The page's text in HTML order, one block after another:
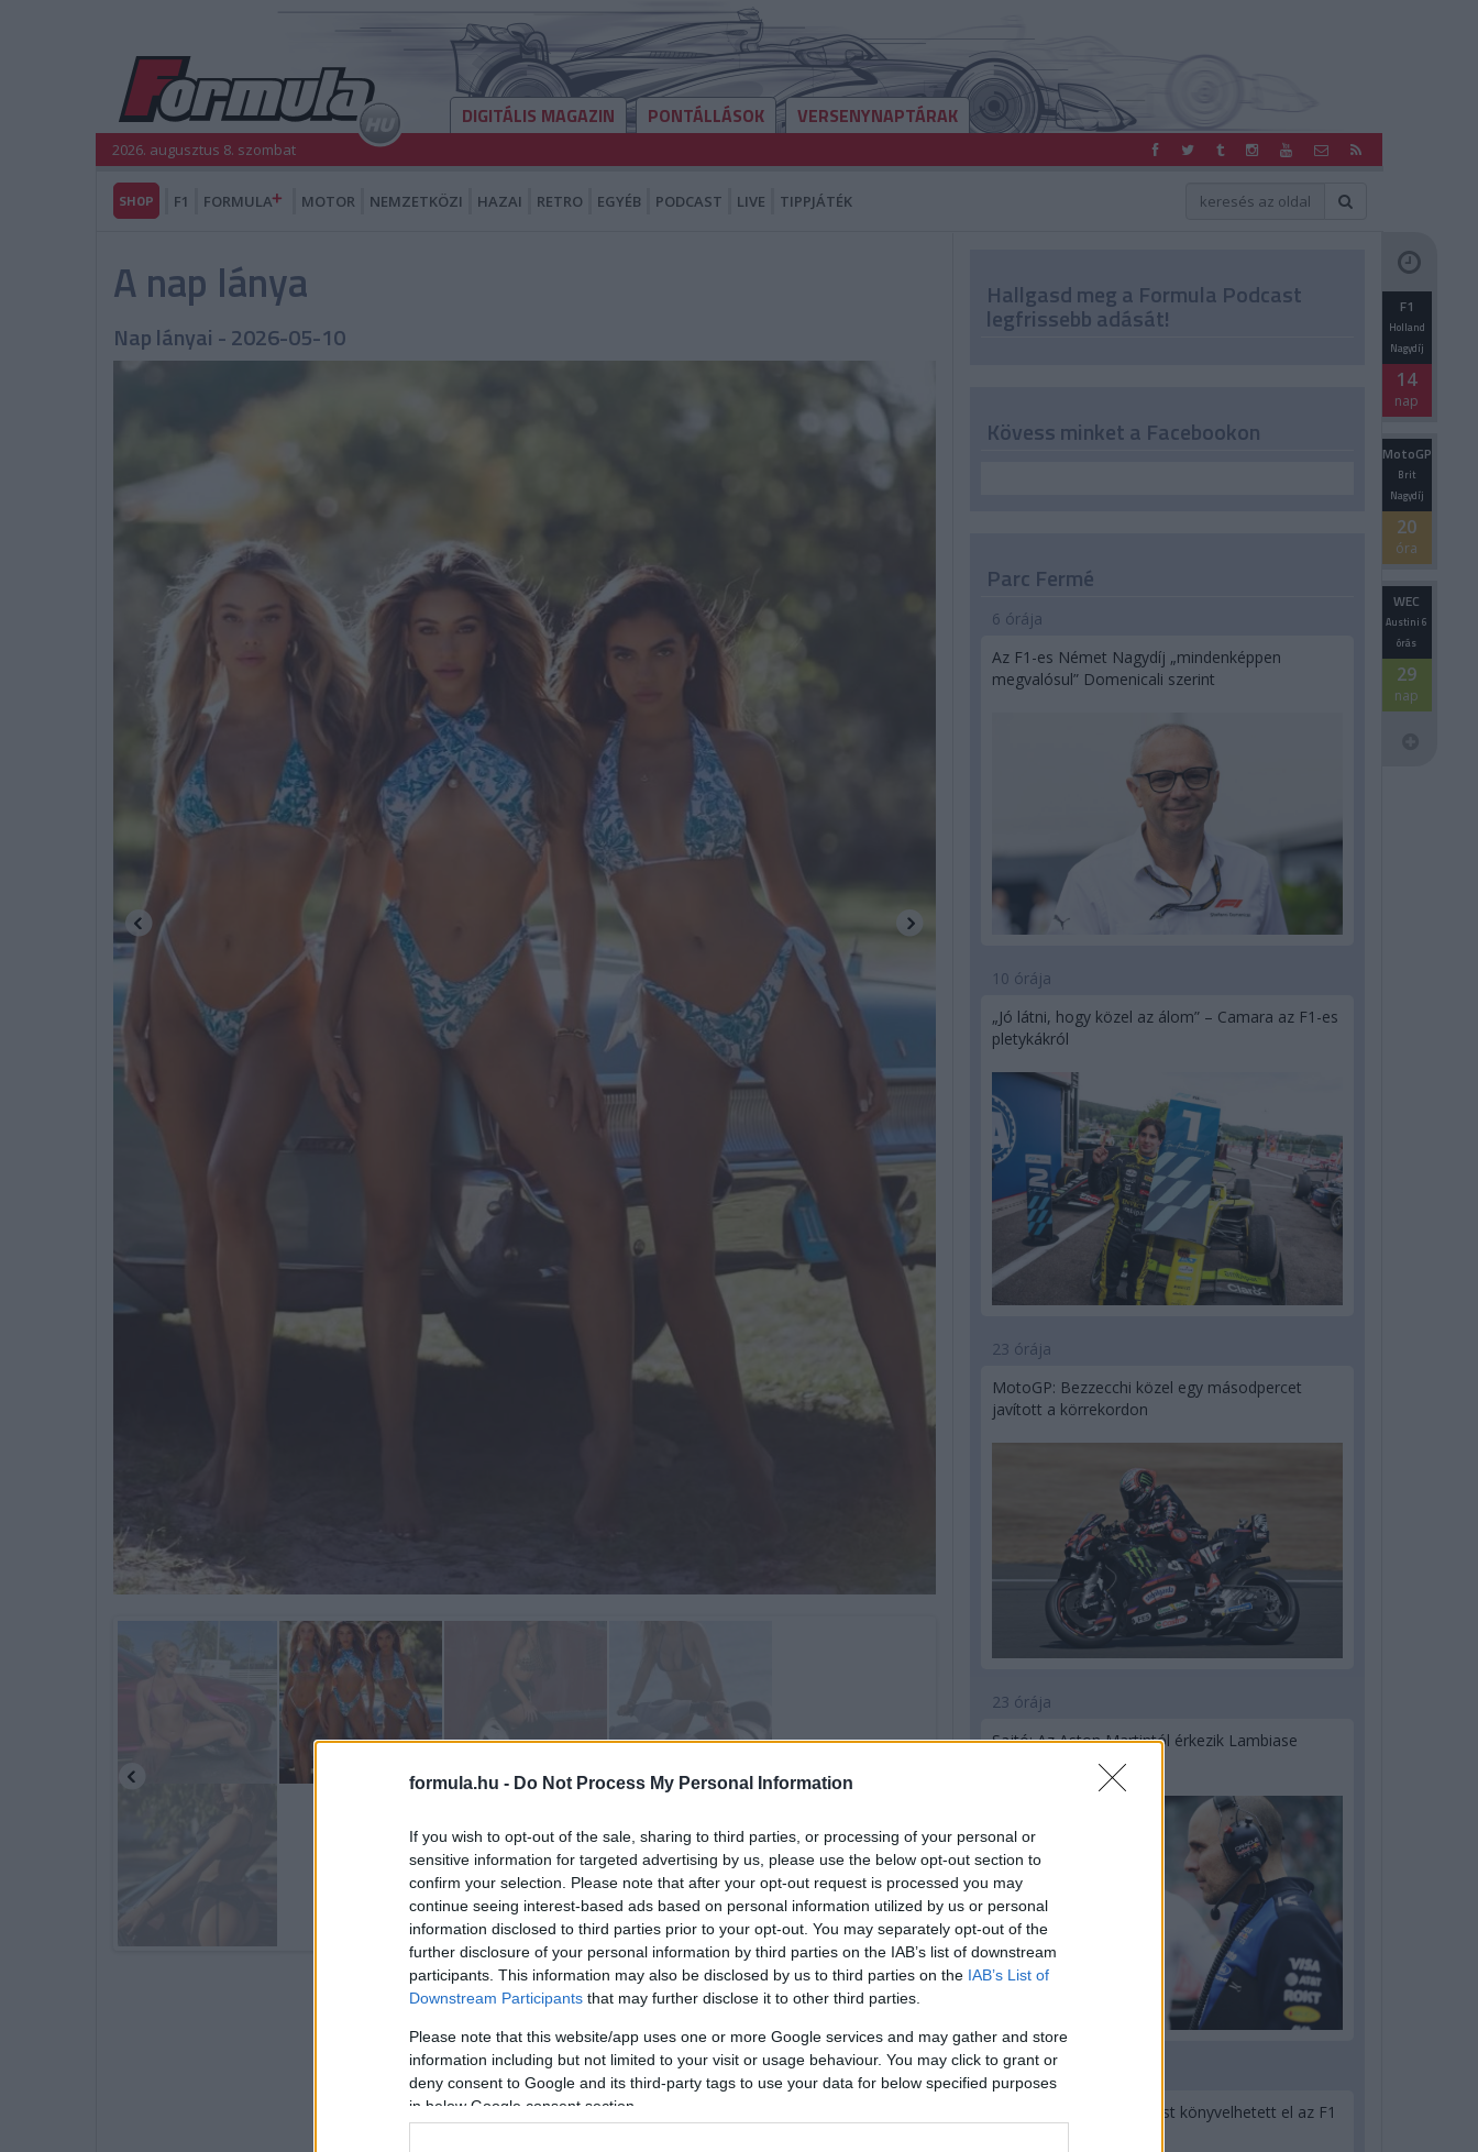
formula.hu - Do Not Process My Personal Information
If you wish to opt-out of the sale, sharing to third parties, or processing of your personal or
sensitive information for targeted advertising by us, please use the below opt-out section to
confirm your selection. Please note that after your opt-out request is processed you may
continue seeing interest-based ads based on personal information utilized by us or personal
information disclosed to third parties prior to your opt-out. You may separately opt-out of the
further disclosure of your personal information by third parties on the IAB’s list of downstream
participants. This information may also be disclosed by us to third parties on the IAB’s List of
Downstream Participants that may further disclose it to other third parties.
Please note that this website/app uses one or more Google services and may gather and store
information including but not limited to your visit or usage behaviour. You may click to grant or
deny consent to Google and its third-party tags to use your data for below specified purposes
in below Google consent section.
DIGITÁLIS MAGAZIN PONTÁLLÁSOK VERSENYNAPTÁRAK
2026. augusztus 8. szombat
SHOP F1 FORMULA MOTOR NEMZETKÖZI HAZAI RETRO EGYÉB PODCAST LIVE TIPPJÁTÉK
A nap lánya
Nap lányai - 2026-05-10
Hallgasd meg a Formula Podcast
legfrissebb adását! F1
Holland
Nagydíj
14
nap
MotoGP
Brit
Nagydíj
20
óra
WEC
Austini 6
órás
29
nap
Kövess minket a Facebookon
Parc Fermé
6 órája
Az F1-es Német Nagydíj „mindenképpen
megvalósul” Domenicali szerint
10 órája
„Jó látni, hogy közel az álom” – Camara az F1-es
pletykákról
23 órája
MotoGP: Bezzecchi közel egy másodpercet
javított a körrekordon
23 órája
Sajtó: Az Aston Martintól érkezik Lambiase
utódja a Red Bullhoz?
1 napja
Óriási bevétel-visszaesést könyvelhetett el az F1